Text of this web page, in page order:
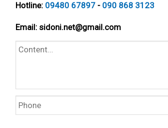
Hotline: 09480 67897 - 090 868 3123
Email: sidoni.net@gmail.com